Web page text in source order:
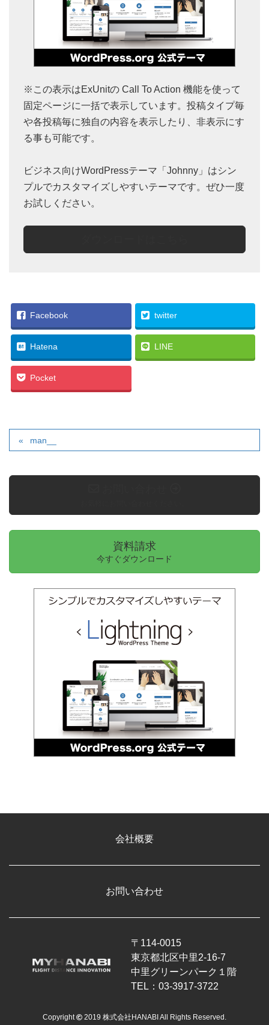
※この表示はExUnitの Call To Action 機能を使って
固定ページに一括で表示しています。投稿タイプ毎
や各投稿毎に独自の内容を表示したり、非表示にす
る事も可能です。
ビジネス向けWordPressテーマ「Johnny」はシン
プルでカスタマイズしやすいテーマです。ぜひ一度
お試しください。
Facebook twitter
Hatena LINE
Pocket
man__
資料請求
今すぐダウンロード
会社概要
お問い合わせ
〒114-0015
東京都北区中里2-16-7
中里グリーンパーク１階
TEL：03-3917-3722
Copyright 2019 株式会社HANABI All Rights Reserved.